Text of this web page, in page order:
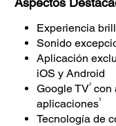
Experiencia
Sonido
Aplicación
iOS y Android
Google TV2 con
aplicaciones3
Tecnología de